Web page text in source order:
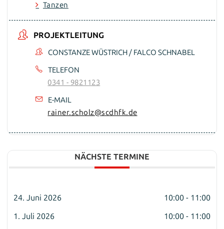
Tanzen
PROJEKTLEITUNG
CONSTANZE WÜSTRICH / FALCO SCHNABEL
TELEFON
0341 - 9821123
E-MAIL
rainer.scholz@scdhfk.de
NÄCHSTE TERMINE
24. Juni 2026
10:00 - 11:00
1. Juli 2026
10:00 - 11:00